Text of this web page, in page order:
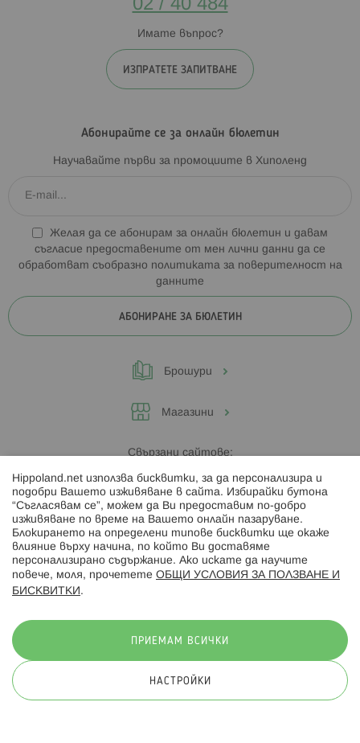
02 / 40 484
Имате въпрос?
ИЗПРАТЕТЕ ЗАПИТВАНЕ
Абонирайте се за онлайн бюлетин
Научавайте първи за промоциите в Хиполенд
Желая да се абонирам за онлайн бюлетин и давам
съгласие предоставените от мен лични данни да се
обработват съобразно политиката за поверителност на
данните
АБОНИРАНЕ ЗА БЮЛЕТИН
Брошури
Магазини
Свързани сайтове:
Hippoland.ro
Последвайте ни:
© 2026 Hippoland.net. Всички права запазени
Hippoland.net използва бисквитки, за да персонализира и
подобри Вашето изживяване в сайта. Избирайки бутона
“Съгласявам се”, можем да Ви предоставим по-добро
изживяване по време на Вашето онлайн пазаруване.
Блокирането на определени типове бисквитки ще окаже
влияние върху начина, по който Ви доставяме
персонализирано съдържание. Ако искате да научите
повече, моля, прочетете ОБЩИ УСЛОВИЯ ЗА ПОЛЗВАНЕ И
БИСКВИТКИ .
ПРИЕМАМ ВСИЧКИ
НАСТРОЙКИ